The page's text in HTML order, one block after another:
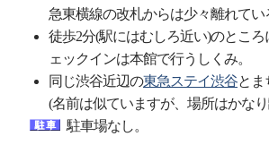
急東横線の改札からは少々離れてい
徒歩2分(駅にはむしろ近い)のとこ
ェックインは本館で行うしくみ。
同じ渋谷近辺の東急ステイ渋谷とま
(名前は似ていますが、場所はかな
駐車場なし。